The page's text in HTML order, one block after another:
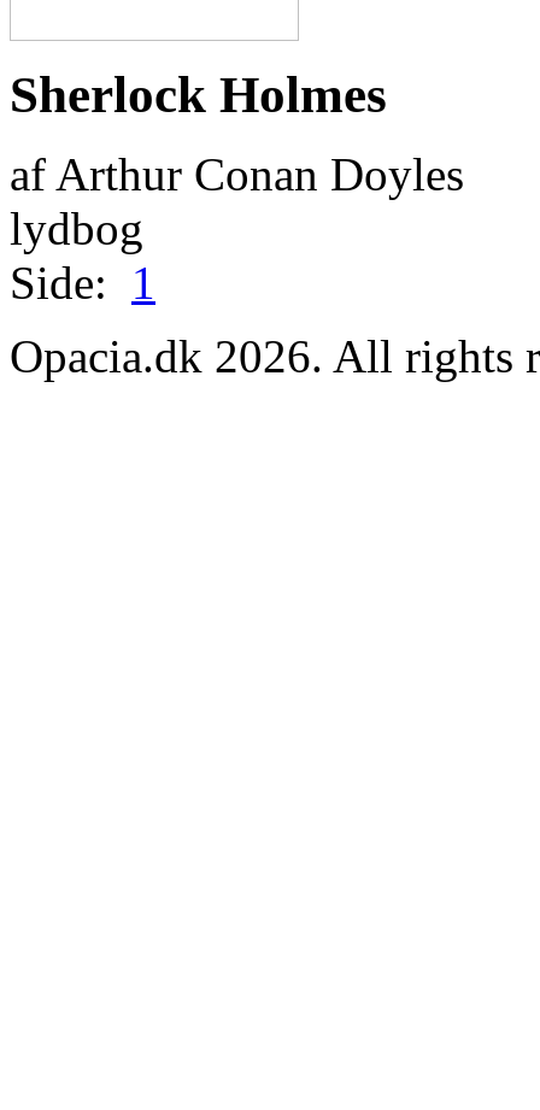
Sherlock Holmes
af Arthur Conan Doyles
lydbog
Side: 1
Opacia.dk 2026. All rights